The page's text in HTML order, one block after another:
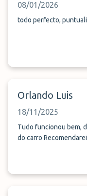
08/01/2026
todo perfecto,
Orlando Luis
18/11/2025
Tudo funcionou bem,
do carro